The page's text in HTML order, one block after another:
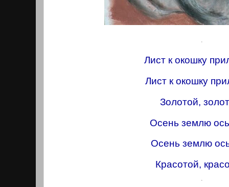
.
Лист к окошку
Лист к окошку
Золотой,
Осень землю
Осень землю
Красотой,
.